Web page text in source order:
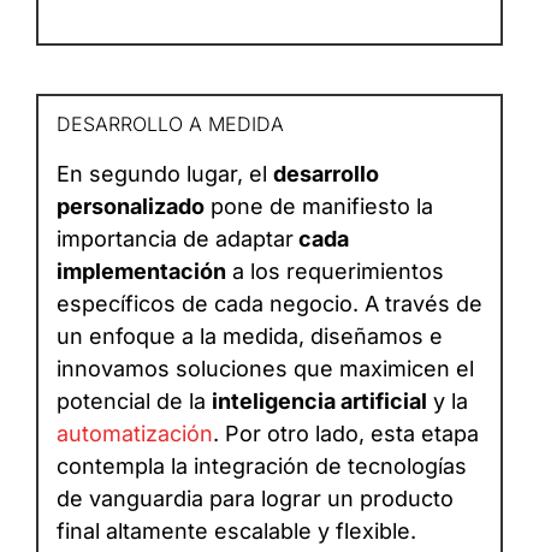
DESARROLLO A MEDIDA
En segundo lugar, el desarrollo
personalizado pone de manifiesto la
importancia de adaptarcada
implementación a los requerimientos
específicos de cada negocio. A través de
un enfoque a la medida, diseñamos e
innovamos soluciones que maximicen el
potencial de la inteligencia artificial y la
automatización. Por otro lado, esta etapa
contempla la integración de tecnologías
de vanguardia para lograr un producto
final altamente escalable y flexible.